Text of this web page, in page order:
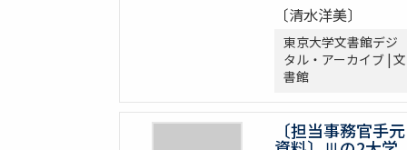
〔清水洋美〕
東京大学文書館デジ
タル・アーカイブ | 文
書館
〔担当事務官手元